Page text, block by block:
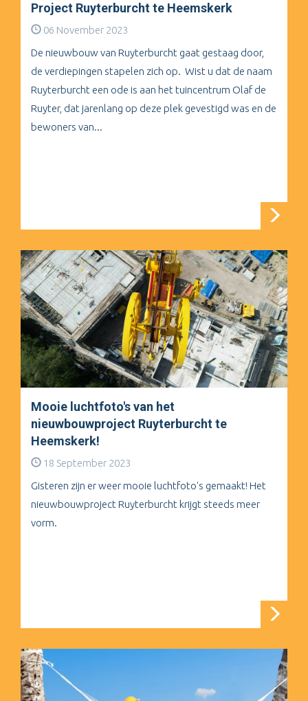
Project Ruyterburcht te Heemskerk
06 November 2023
De nieuwbouw van Ruyterburcht gaat gestaag door,
de verdiepingen stapelen zich op. Wist u dat de naam
Ruyterburcht een ode is aan het tuincentrum Olaf de
Ruyter, dat jarenlang op deze plek gevestigd was en de
bewoners van...
Mooie luchtfoto's van het
nieuwbouwproject Ruyterburcht te
Heemskerk!
18 September 2023
Gisteren zijn er weer mooie luchtfoto's gemaakt! Het
nieuwbouwproject Ruyterburcht krijgt steeds meer
vorm.